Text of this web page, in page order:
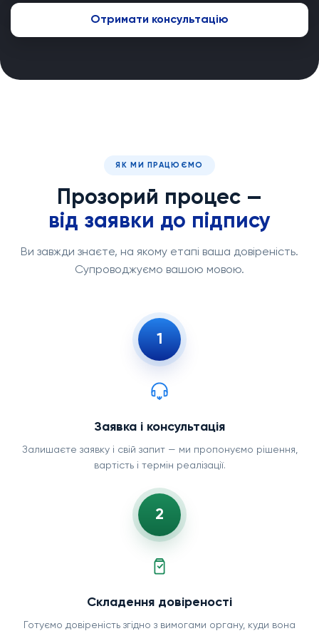
Отримати консультацію
ЯК МИ ПРАЦЮЄМО
Прозорий процес —
від заявки до підпису
Ви завжди знаєте, на якому етапі ваша довіреність.
Супроводжуємо вашою мовою.
1
Заявка і консультація
Залишаєте заявку і свій запит — ми пропонуємо рішення,
вартість і термін реалізації.
2
Складення довіреності
Готуємо довіреність згідно з вимогами органу, куди вона